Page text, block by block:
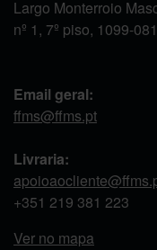
Largo Monterroio
nº 1, 7º piso, 1099-
Email geral:
ffms@ffms.pt
Livraria:
+351 219 381 223
Ver no mapa